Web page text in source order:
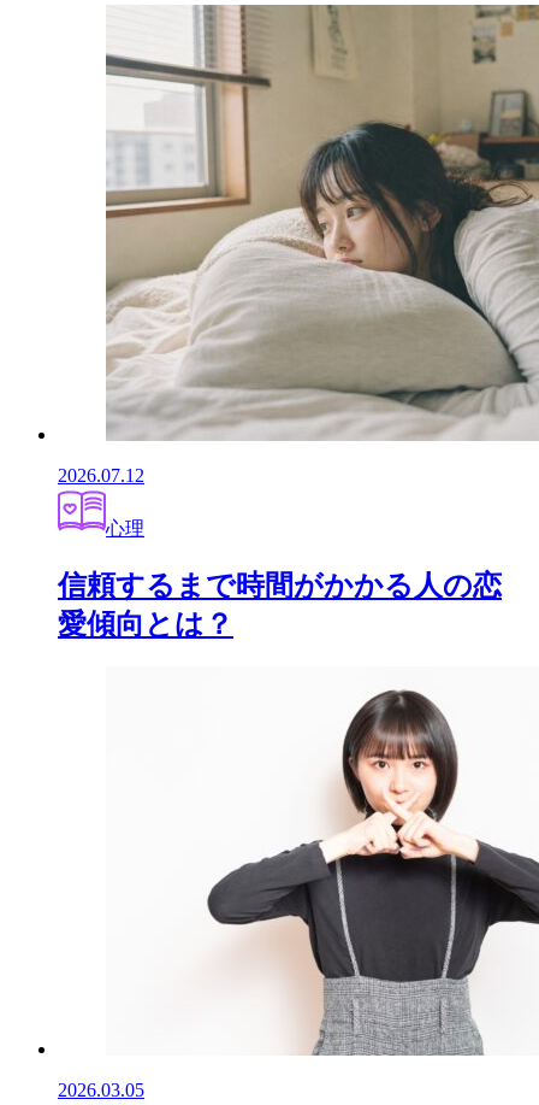
2026.07.12
心理
信頼するまで時間がかかる人の恋
愛傾向とは？
2026.03.05